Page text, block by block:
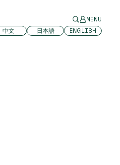
MENU
中文
日本語 ENGLISH